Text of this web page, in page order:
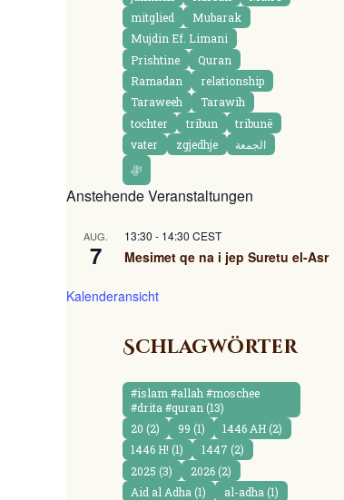
mitglied
Mubarak
Mujdin Ef. Limani
Prishtine
Quran
Ramadan
relationship
Taraweeh
Tarawih
tochter
tribun
tribunë
vater
zgjedhje
الجمعة
ﷻ
Anstehende Veranstaltungen
AUG.
7
13:30 - 14:30 CEST
Mesimet qe na i jep Suretu el-Asr
Kalenderansicht
Schlagwörter
#islam #allah #moschee
#drita #quran (13)
20 (2) 99 (1) 1446 AH(2)
1446 H! (1) 1447 (2)
2025 (3) 2026(2)
Aid al Adha (1) al-adha (1)